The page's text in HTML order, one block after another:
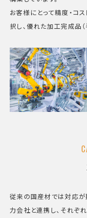
お客様にとって精度・コ
択し、優れた加工完成品（
従来の国産材では対応が
力会社と連携し、それぞ